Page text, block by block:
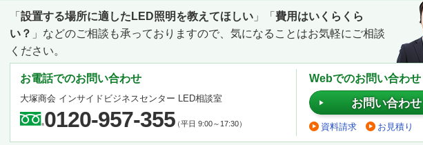
「 設置する場所に適したLED照明を教えてほしい 」「 費用はいくらくら
い？ 」などのご相談も承っておりますので、気になることはお気軽にご相談
ください。
お電話でのお問い合わせ
大塚商会 インサイドビジネスセンター LED相談室
0120-957-355（平日 9:00～17:30）
Webでのお問い合わせ
お問い合わせ
資料請求 お見積り